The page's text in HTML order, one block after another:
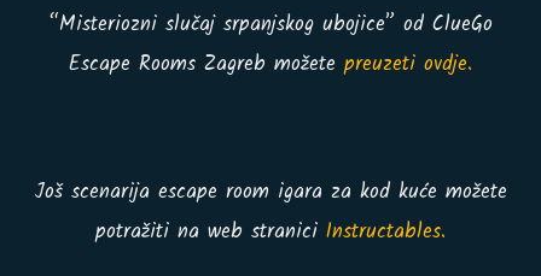
“Misteriozni slučaj srpanjskog ubojice” od ClueGo
Escape Rooms Zagreb možetepreuzeti ovdje.
Još scenarija escape room igara za kod kuće možete
potražiti na web stranici Instructables.